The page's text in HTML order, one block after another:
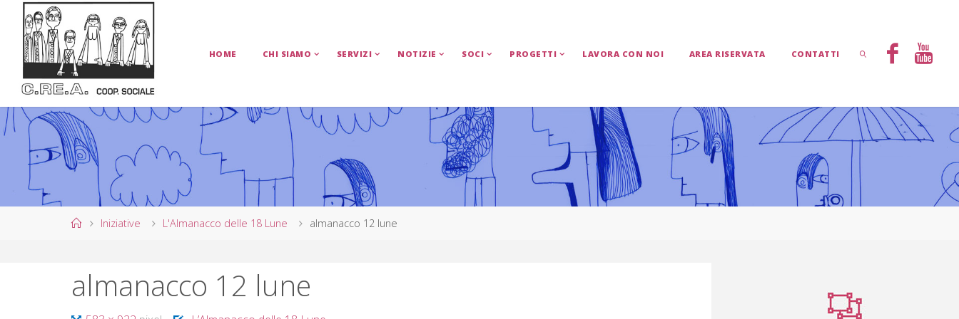
contenuto
.R E
.A .
CO
ER
HOME CHI SIAMO SERVIZI NOTIZIE SOCI PROGETTI LAVORA CON NOI AREA RISERVATA CONTATTI
HomeIniziative L'Almanacco delle 18 Lune almanacco 12 lune
almanacco 12 lune